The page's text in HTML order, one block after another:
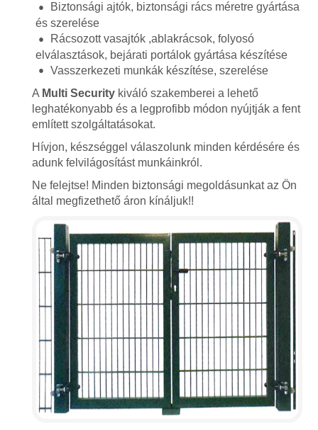
Biztonsági ajtók, biztonsági rács méretre gyártása
és szerelése
Rácsozott vasajtók ,ablakrácsok, folyosó
elválasztások, bejárati portálok gyártása készítése
Vasszerkezeti munkák készítése, szerelése
A Multi Securitykiváló szakemberei a lehető
leghatékonyabb és a legprofibb módon nyújtják a fent
említett szolgáltatásokat.
Hívjon, készséggel válaszolunk minden kérdésére és
adunk felvilágosítást munkáinkról.
Ne felejtse! Minden biztonsági megoldásunkat az Ön
által megfizethető áron kínáljuk!!